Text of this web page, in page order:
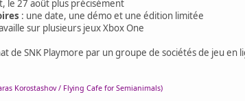
le 27 août plus précisément
: une date, une démo et une édition limitée
sur plusieurs jeux Xbox One
de SNK Playmore par un groupe de sociétés de jeu
Korostashov / Flying Cafe for Semianimals)